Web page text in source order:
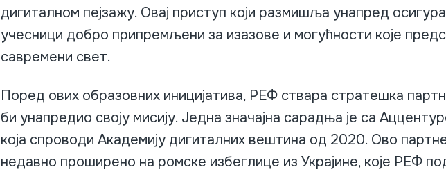
дигиталном пејзажу. Овај приступ који размишља унапред
учесници добро припремљени за изазове и могућности које
савремени свет.
Поред ових образовних иницијатива, РЕФ ствара стратешка
би унапредио своју мисију. Једна значајна сарадња је са
која спроводи Академију дигиталних вештина од 2020. Ово
недавно проширено на ромске избеглице из Украјине, које РЕФ